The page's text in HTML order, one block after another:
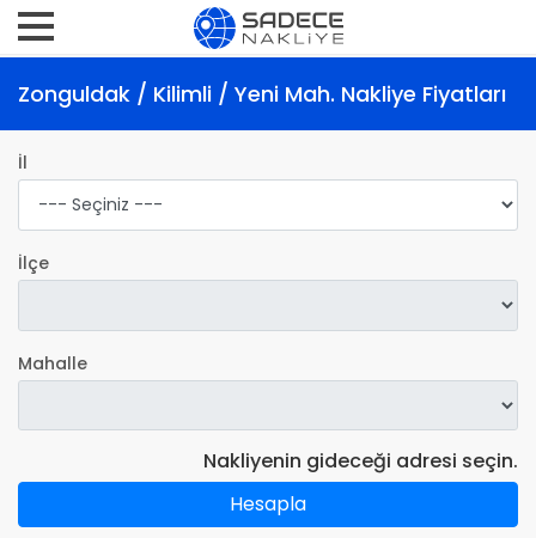
Zonguldak / Kilimli / Yeni Mah. Nakliye Fiyatları
İl
İlçe
Mahalle
Nakliyenin gideceği adresi seçin.
Hesapla